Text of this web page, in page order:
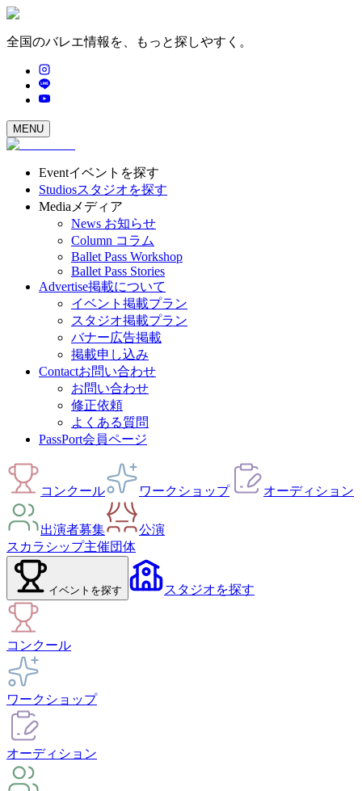
全国のバレエ情報を、もっと探しやすく。
MENU
Eventイベントを探す
Studiosスタジオを探す
Media メディア
News お知らせ
Column コラム
Ballet Pass Workshop
Ballet Pass Stories
Advertise掲載について
イベント掲載プラン
スタジオ掲載プラン
バナー広告掲載
掲載申し込み
Contactお問い合わせ
お問い合わせ
修正依頼
よくある質問
PassPort会員ページ
コンクール ワークショップ オーディション
出演者募集
公演
スカラシップ主催団体
イベント を探す スタジオを探す
コンクール
ワークショップ
オーディション